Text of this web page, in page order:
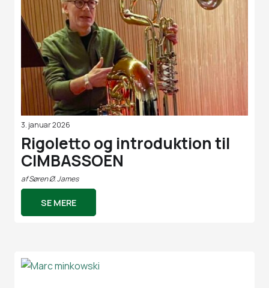
3. januar 2026
Rigoletto og introduktion til
CIMBASSOEN
afSøren Ø. James
SE MERE